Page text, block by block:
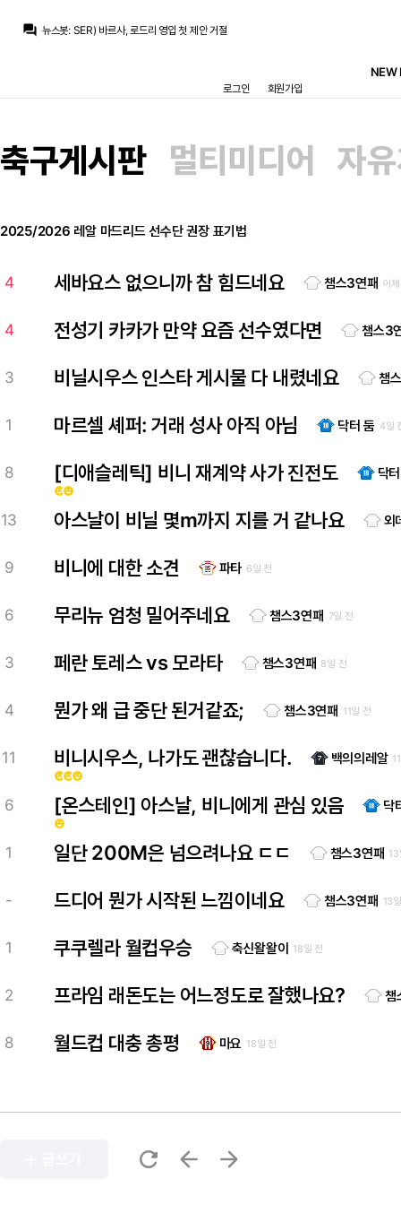
question_answer 뉴스봇: SER) 바르사, 로드리 영입 첫 제안 거절
닥터 둠
:브뉴데 흥행 데와울 따잇
ㅇ-ㅇ:미드 페이커 영입 ㄱㄱ
뉴스봇
COPE) 레알, 로드리 거절 후 영입 포기
NEW
로그인 회원가입
축구게시판 멀티미디어 자
2025/2026 레알 마드리드 선수단 권장 표기법
4 세바요스 없으니까 참 힘드네요 챔스3연패 어제
4 전성기 카카가 만약 요즘 선수였다면 챔스3
3 비닐시우스 인스타 게시물 다 내렸네요 챔
1 마르셀 셰퍼: 거래 성사 아직 아님 닥터 둠 4일
8
emoji_emotionsemoji_emotions
[디애슬레틱] 비니 재계약 사가 진전도 닥
13 아스날이 비닐 몇m까지 지를 거 같나요 외
9 비니에 대한 소견 파타 6일 전
6 무리뉴 엄청 밀어주네요 챔스3연패 7일 전
3 페란 토레스 vs 모라타 챔스3연패 8일 전
4 뭔가 왜 급 중단 된거같죠; 챔스3연패 11일 전
11
emoji_emotionsemoji_emotionsemoji_emotions
비니시우스, 나가도 괜찮습니다. 백의의레알
6
emoji_emotions
[온스테인] 아스날, 비니에게 관심 있음 닥
1 일단 200M은 넘으려나요 ㄷㄷ 챔스3연패 13
- 드디어 뭔가 시작된 느낌이네요 챔스3연패 13
1 쿠쿠렐라 월컵우승 축신왈왈이 18일 전
2 프라임 래돈도는 어느정도로 잘했나요? 챔
8 월드컵 대충 총평 마요 18일 전
refresh arrow_back arrow_forward